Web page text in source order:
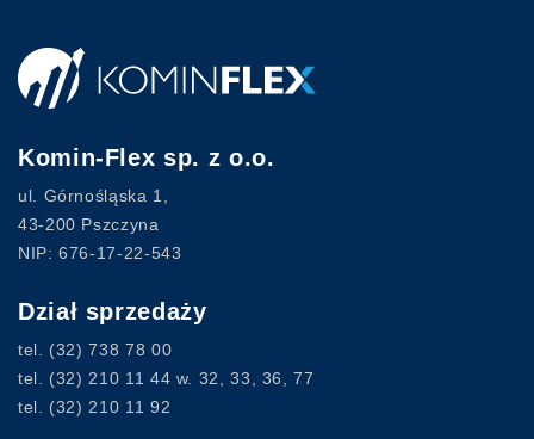
Komin-Flex sp. z o.o.
ul. Górnośląska 1,
43-200 Pszczyna
NIP: 676-17-22-543
Dział sprzedaży
tel. (32) 738 78 00
tel. (32) 210 11 44 w. 32, 33, 36, 77
tel. (32) 210 11 92